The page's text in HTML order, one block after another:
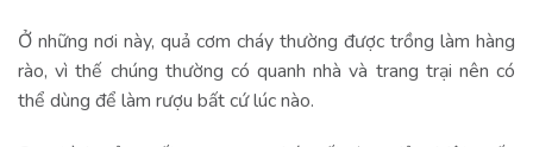
Ở những nơi này, quả cơm cháy thường được trồng làm hàng
rào, vì thế chúng thường có quanh nhà và trang trại nên có
thể dùng để làm rượu bất cứ lúc nào.